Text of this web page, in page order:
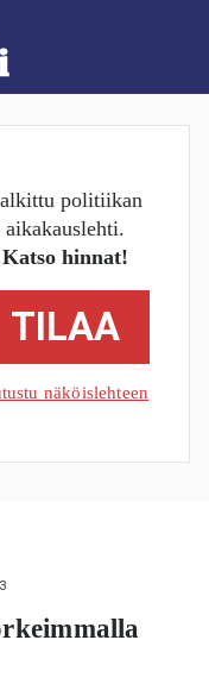
politiikan
aikakauslehti.
Katso hinnat!
TILAA
näköislehteen